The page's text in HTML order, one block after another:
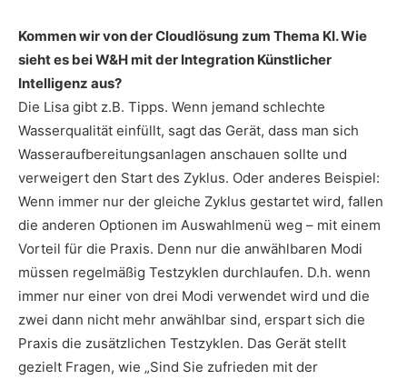
Kommen wir von der Cloudlösung zum Thema KI. Wie
sieht es bei W&H mit der Integration Künstlicher
Intelligenz aus?
Die Lisa gibt z.B. Tipps. Wenn jemand schlechte
Wasserqualität einfüllt, sagt das Gerät, dass man sich
Wasseraufbereitungsanlagen anschauen sollte und
verweigert den Start des Zyklus. Oder anderes Beispiel:
Wenn immer nur der gleiche Zyklus gestartet wird, fallen
die anderen Optionen im Auswahlmenü weg – mit einem
Vorteil für die Praxis. Denn nur die anwählbaren Modi
müssen regelmäßig Testzyklen durchlaufen. D.h. wenn
immer nur einer von drei Modi verwendet wird und die
zwei dann nicht mehr anwählbar sind, erspart sich die
Praxis die zusätzlichen Testzyklen. Das Gerät stellt
gezielt Fragen, wie „Sind Sie zufrieden mit der